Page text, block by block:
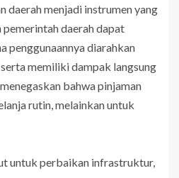
daerah menjadi instrumen yang
daerah dapat
penggunaannya diarahkan
memiliki dampak langsung
bahwa pinjaman
rutin, melainkan untuk
untuk perbaikan infrastruktur,